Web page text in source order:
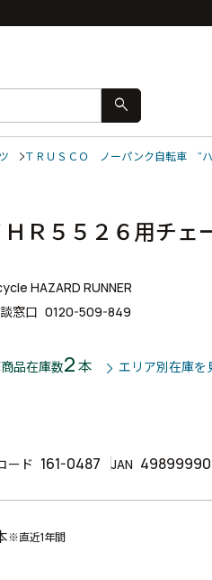
search
ＴＲＵＳＣＯ ノーパンク自転車 “
Ｒ５５２６用チェ
HAZARD RUNNER
窓口 0120-509-849
品在庫数2本 エリア別在庫を
ード 161-0487 JAN
※直近1年間